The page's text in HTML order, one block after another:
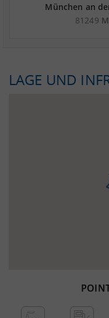
München an
81249
LAGE UND